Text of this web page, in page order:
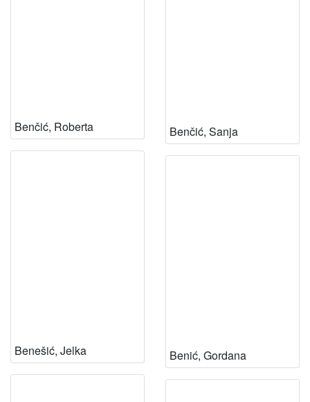
Benčić, Roberta Benčić, Sanja
Benešić, Jelka Benić, Gordana